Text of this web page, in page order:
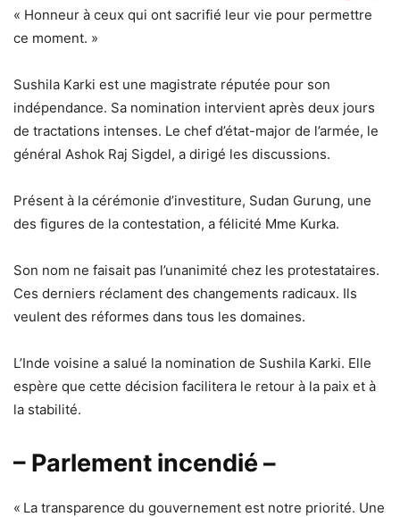
« Honneur à ceux qui ont sacrifié leur vie pour permettre
ce moment. »
Sushila Karki est une magistrate réputée pour son
indépendance. Sa nomination intervient après deux jours
de tractations intenses. Le chef d’état-major de l’armée, le
général Ashok Raj Sigdel, a dirigé les discussions.
Présent à la cérémonie d’investiture, Sudan Gurung, une
des figures de la contestation, a félicité Mme Kurka.
Son nom ne faisait pas l’unanimité chez les protestataires.
Ces derniers réclament des changements radicaux. Ils
veulent des réformes dans tous les domaines.
L’Inde voisine a salué la nomination de Sushila Karki. Elle
espère que cette décision facilitera le retour à la paix et à
la stabilité.
– Parlement incendié –
« La transparence du gouvernement est notre priorité. Une